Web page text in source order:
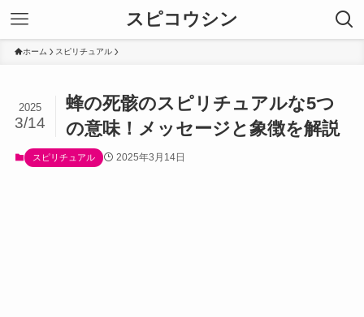
スピコウシン
ホーム スピリチュアル
蜂の死骸のスピリチュアルな5つ
の意味！メッセージと象徴を解説
2025
3/14
スピリチュアル 2025年3月14日